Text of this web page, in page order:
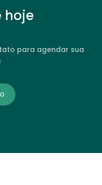
hoje
para agendar sua